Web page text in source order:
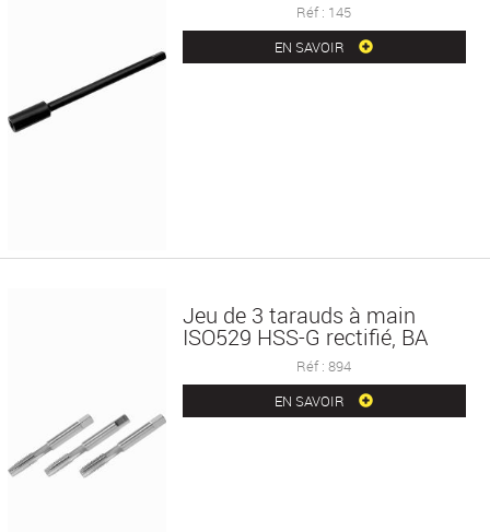
Réf : 145
EN SAVOIR
Jeu de 3 tarauds à main
ISO529 HSS-G rectifié, BA
Réf : 894
EN SAVOIR